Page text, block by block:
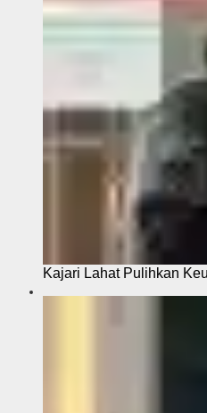
Kajari Lahat Pulihkan